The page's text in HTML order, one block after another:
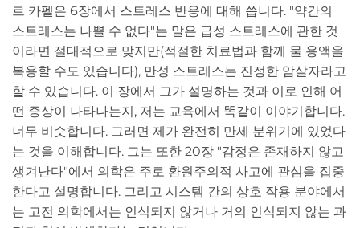
르 카펠은 6장에서 스트레스 반응에 대해 씁니다. "약간의
스트레스는 나쁠 수 없다"는 말은 급성 스트레스에 관한 것
이라면 절대적으로 맞지만(적절한 치료법과 함께 물 용액을
복용할 수도 있습니다), 만성 스트레스는 진정한 암살자라고
할 수 있습니다. 이 장에서 그가 설명하는 것과 이로 인해 어
떤 증상이 나타나는지, 저는 교육에서 똑같이 이야기합니다.
너무 비슷합니다. 그러면 제가 완전히 만세 분위기에 있었다
는 것을 이해합니다. 그는 또한 20장 "감정은 존재하지 않고
생겨난다"에서 의학은 주로 환원주의적 사고에 관심을 집중
한다고 설명합니다. 그리고 시스템 간의 상호 작용 분야에서
는 고전 의학에서는 인식되지 않거나 거의 인식되지 않는 과